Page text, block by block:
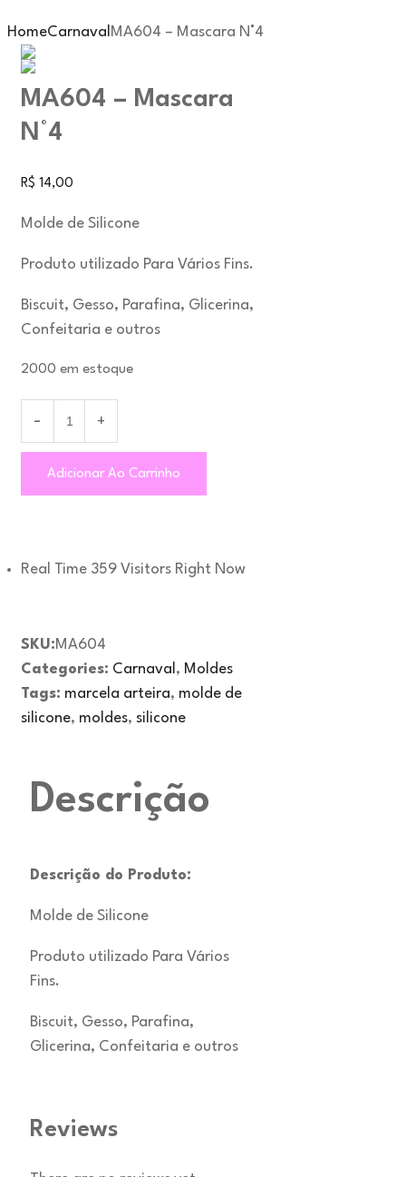
HomeCarnaval MA604 – Mascara N°4
MA604 – Mascara
N°4
R$ 14,00
Molde de Silicone
Produto utilizado Para Vários Fins.
Biscuit, Gesso, Parafina, Glicerina,
Confeitaria e outros
2000 em estoque
Adicionar Ao Carrinho
Real Time 359 Visitors Right Now
SKU:MA604
Categories: Carnaval , Moldes
Tags: marcela arteira, molde de
silicone, moldes, silicone
Descrição
Descrição do Produto:
Molde de Silicone
Produto utilizado Para Vários
Fins.
Biscuit, Gesso, Parafina,
Glicerina, Confeitaria e outros
Reviews